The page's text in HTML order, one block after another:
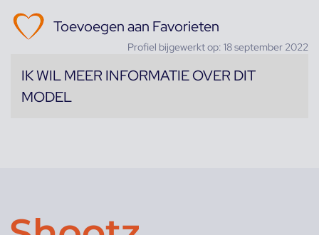
Toevoegen aan Favorieten
Profiel bijgewerkt op: 18 september 2022
IK WIL MEER INFORMATIE OVER DIT
MODEL